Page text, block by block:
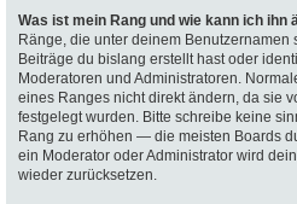
Was ist mein Rang und wie kann ich ihn
Ränge, die unter deinem Benutzernamen
Beiträge du bislang erstellt hast oder
Moderatoren und Administratoren.
eines Ranges nicht direkt ändern, da sie
festgelegt wurden. Bitte schreibe keine
Rang zu erhöhen — die meisten Boards
ein Moderator oder Administrator wird
wieder zurücksetzen.